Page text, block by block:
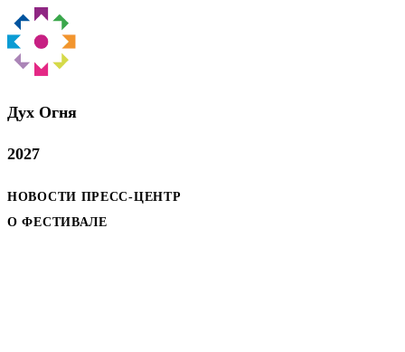
Дух Oгня
2027
НОВОСТИ ПРЕСС-ЦЕНТР
О ФЕСТИВАЛЕ